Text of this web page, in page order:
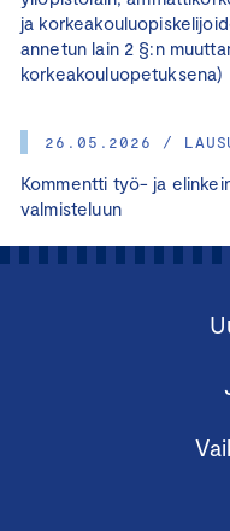
ja
annetun lain 2 §:n
korkeakouluopetuksena)
26.05.2026 /
Kommentti työ- ja
valmisteluun